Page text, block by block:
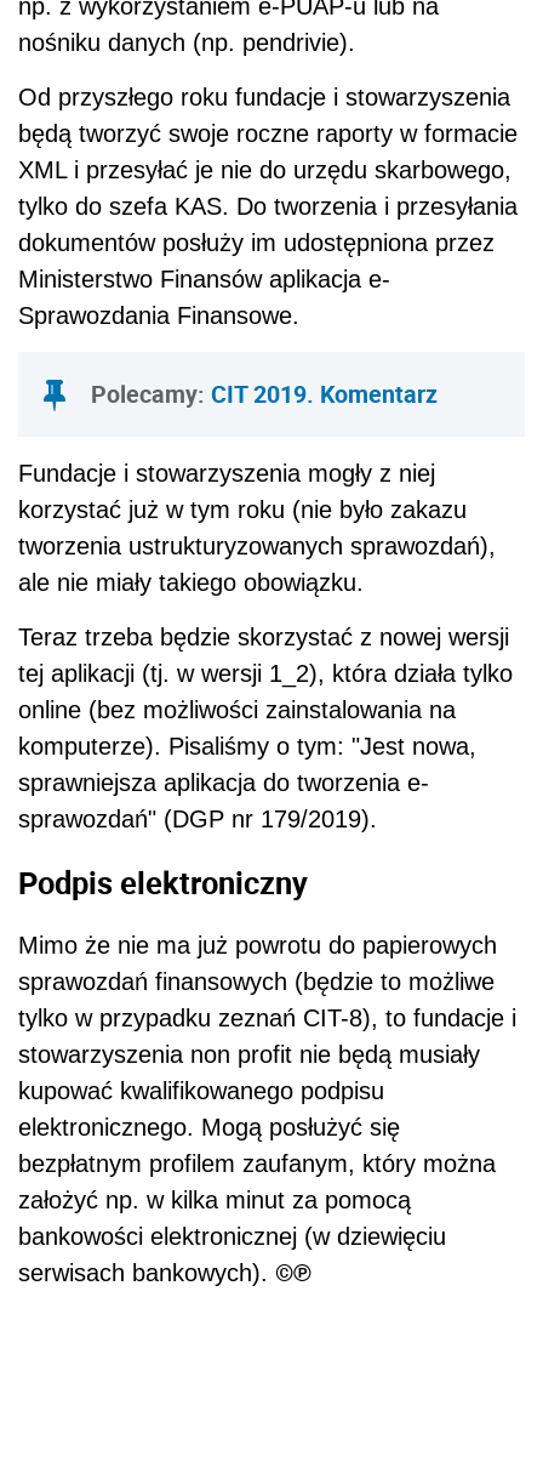
np. z wykorzystaniem e-PUAP-u lub na
nośniku danych (np. pendrivie).
Od przyszłego roku fundacje i stowarzyszenia
będą tworzyć swoje roczne raporty w formacie
XML i przesyłać je nie do urzędu skarbowego,
tylko do szefa KAS. Do tworzenia i przesyłania
dokumentów posłuży im udostępniona przez
Ministerstwo Finansów aplikacja e-
Sprawozdania Finansowe.
Polecamy: CIT 2019. Komentarz
Fundacje i stowarzyszenia mogły z niej
korzystać już w tym roku (nie było zakazu
tworzenia ustrukturyzowanych sprawozdań),
ale nie miały takiego obowiązku.
Teraz trzeba będzie skorzystać z nowej wersji
tej aplikacji (tj. w wersji 1_2), która działa tylko
online (bez możliwości zainstalowania na
komputerze). Pisaliśmy o tym: "Jest nowa,
sprawniejsza aplikacja do tworzenia e-
sprawozdań" (DGP nr 179/2019).
Podpis elektroniczny
Mimo że nie ma już powrotu do papierowych
sprawozdań finansowych (będzie to możliwe
tylko w przypadku zeznań CIT-8), to fundacje i
stowarzyszenia non profit nie będą musiały
kupować kwalifikowanego podpisu
elektronicznego. Mogą posłużyć się
bezpłatnym profilem zaufanym, który można
założyć np. w kilka minut za pomocą
bankowości elektronicznej (w dziewięciu
serwisach bankowych). ©℗